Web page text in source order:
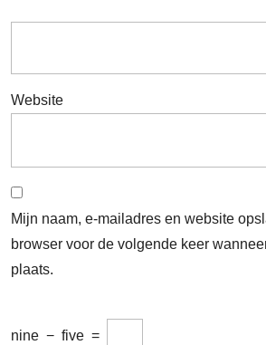
Website
Mijn naam, e-mailadres en website
browser voor de volgende keer
plaats.
nine − five =